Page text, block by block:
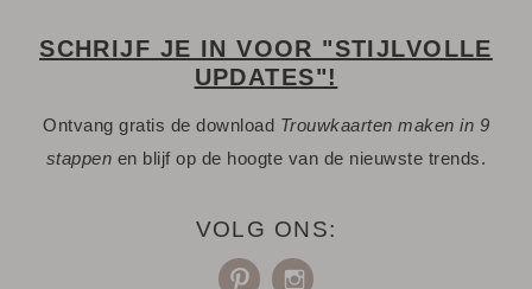
SCHRIJF JE IN VOOR "STIJLVOLLE
UPDATES"!
Ontvang gratis de download Trouwkaarten maken in 9
stappen en blijf op de hoogte van de nieuwste trends.
VOLG ONS: